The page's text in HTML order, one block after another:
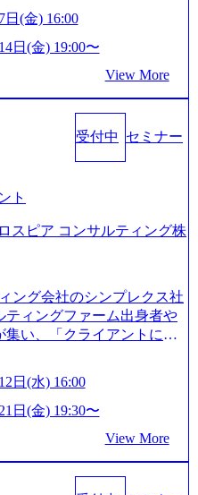
の売上成長を遂げるなど、
事業立案から業務改革、IT
ップで提供するコンサル
年1月時点で従業員数1,209
ーカスを
て、社員の人間力を強み
。 ​- - 2018年から6年連続で
社出身者など、多様な経歴
120日以上、完全週休2日
46.3%）、特別休暇5日な
いる。 ​ 月平均残業時間は
の交流や健康をサポート
2
コンサル業界の動向や業務
●前回開催時のアンケート
確になりました」「業界
ゃる方の体感的なお話を
SNSマーケティング事業
の人に、グローバルという
実であろう 素直に心を開い
動く、謙虚な姿勢でウソ
執着心をもって没頭する O
から決めてみずから動く、
動く、まず成果物をだす
年8月14日(金) 19:00〜2
本説明会は、選考の前段
ャリアを検討中の段階の
休中の平日夜という日程の
ることなく、現職への配
先からのオンライン参加
/今後の構想・事業展開/入
分) オンライン (Google M
、ビジネスサイドでのキャ
を具体的に決めてはいない
・東京・大阪での勤務を
日(金) 16:00
日(金) 19:00〜
View More
受付中 セミナー
ト
スピア コンサルティング株
ング会社のシンプレクス社
ティングファーム出身者や
い、「クライアントにと
新鋭ファーム テクノロジ
力を持つDX時代におい
界を中心に最先端テクノ
アントの企業価値の最大
組織改革、人材育成、業
ティングサービスを一気
日(水) 16:00
日(金) 19:30〜
View More